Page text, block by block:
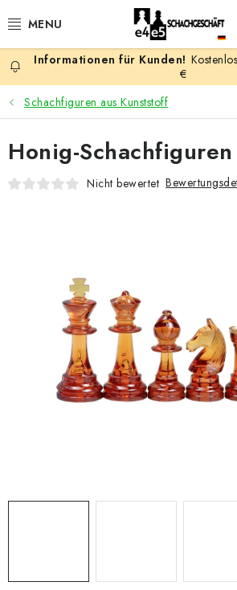
Inhalt
AKTION
SCHACHSPIELE
SCHACHFIGUREN
SCHACHBRETTER
SCHACHBÜCHER
SCHACH-ANTIQUITÄTENLADEN
SCHACH ONLINE
SCHACH-MERCH
€
Schachfiguren aus Kunststoff
Honig-Schachfiguren
Nicht bewertet